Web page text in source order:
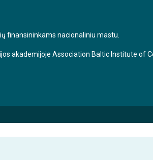
finansininkams nacionaliniu mastu.
akademijoje Association Baltic Institute of